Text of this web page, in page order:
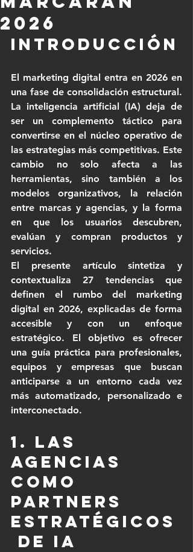
2026
Introducción
El marketing digital entra en 2026 en
una fase de consolidación estructural.
La inteligencia artificial (IA) deja de
ser un complemento táctico para
convertirse en el núcleo operativo de
las estrategias más competitivas. Este
cambio no solo afecta a las
herramientas, sino también a los
modelos organizativos, la relación
entre marcas y agencias, y la forma
en que los usuarios descubren,
evalúan y compran productos y
servicios.
El presente artículo sintetiza y
contextualiza 27 tendencias que
definen el rumbo del marketing
digital en 2026, explicadas de forma
accesible y con un enfoque
estratégico. El objetivo es ofrecer
una guía práctica para profesionales,
equipos y empresas que buscan
anticiparse a un entorno cada vez
más automatizado, personalizado e
interconectado.
1. Las
agencias
como
partners
estratégicos
de IA